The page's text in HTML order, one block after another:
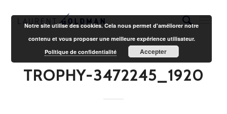
TROPHY-3472245_1920
Notre site utilise des cookies. Cela nous permet d'améliorer notre
contenu et vous proposer une meilleure expérience utilisateur.
Politique de confidentialité
Accepter